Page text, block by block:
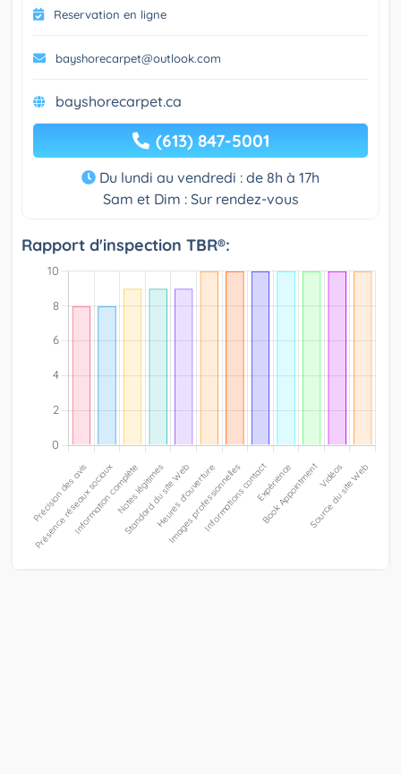
Reservation en ligne
bayshorecarpet@outlook.com
bayshorecarpet.ca
(613) 847-5001
Du lundi au vendredi : de 8h à 17h
Sam et Dim : Sur rendez-vous
Rapport d'inspection TBR®: